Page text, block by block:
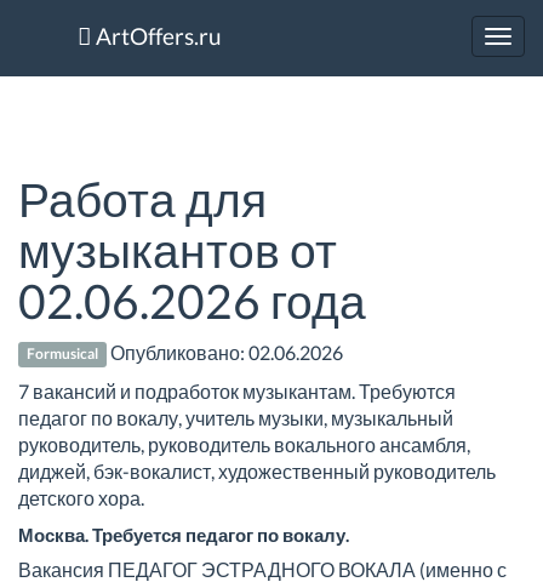
ArtOffers.ru
Работа для
музыкантов от
02.06.2026 года
Formusical Опубликовано:02.06.2026
7 вакансий и подработок музыкантам. Требуются
педагог по вокалу, учитель музыки, музыкальный
руководитель, руководитель вокального ансамбля,
диджей, бэк-вокалист, художественный руководитель
детского хора.
Москва. Требуется педагог по вокалу.
Вакансия ПЕДАГОГ ЭСТРАДНОГО ВОКАЛА (именно с